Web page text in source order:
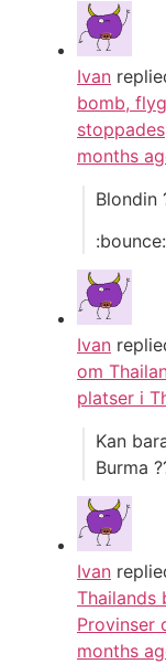
Ivan
bomb,
stoppades
months
Blondin
:bounce:
Ivan
om
platser i
Kan
Burma
Ivan
Thailands
Provinser
months